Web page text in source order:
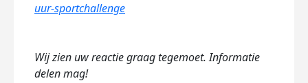
uur-sportchallenge
Wij zien uw reactie graag tegemoet. Informatie
delen mag!